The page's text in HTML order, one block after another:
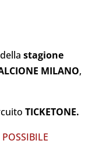
della stagione
MILANO,
TICKETONE.